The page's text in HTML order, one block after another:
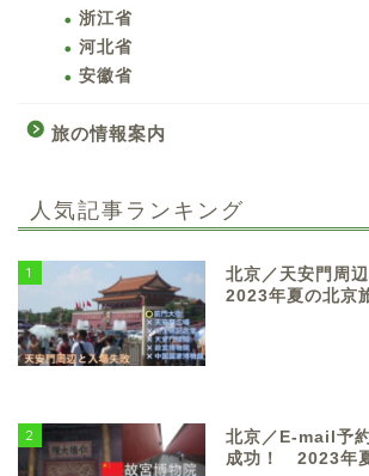
浙江省
河北省
安徽省
旅の情報案内
人気記事ランキング
1
北京／天安門周
2023年夏の北京
2
北京／E-mail予
成功！ 2023年